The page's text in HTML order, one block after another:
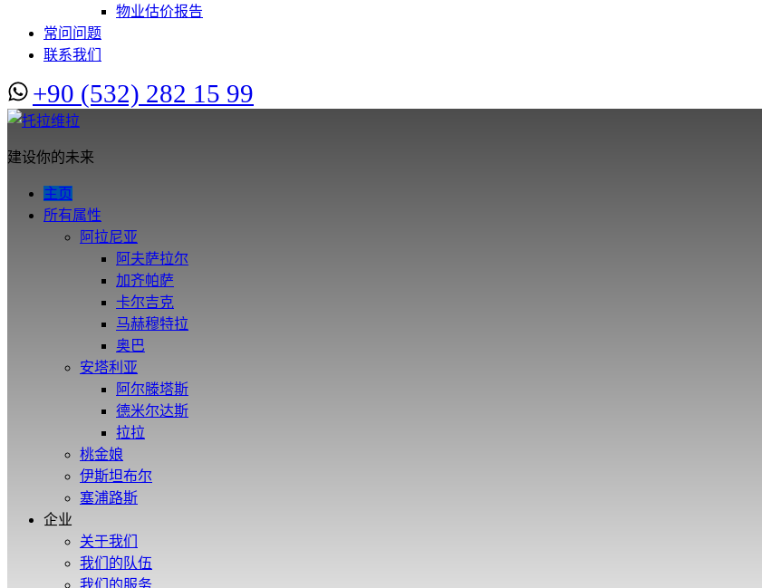
物业估价报告
常问问题
联系我们
+90 (532) 282 15 99
建设你的未来
主页
所有属性
阿拉尼亚
阿夫萨拉尔
加齐帕萨
卡尔吉克
马赫穆特拉
奥巴
安塔利亚
阿尔滕塔斯
德米尔达斯
拉拉
桃金娘
伊斯坦布尔
塞浦路斯
企业
关于我们
我们的队伍
我们的服务